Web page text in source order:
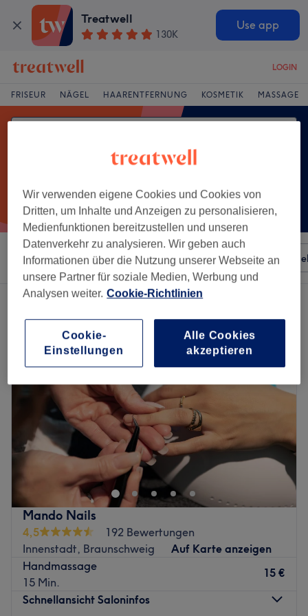
Treatwell
130K
Use app
LOGIN
FRISEUR NÄGEL HAARENTFERNUNG KOSMETIK MASSAGE
Sortieren nach Besonderheiten Salons
Ein Salon, der anbietet: handmassage in Innenstadt, Braunschweig
Mando Nails
4,5
192 Bewertungen
Innenstadt, Braunschweig
Auf Karte anzeigen
Handmassage
15 Min.
15 €
Schnellansicht Saloninfos
Wir verwenden eigene Cookies und Cookies von
Dritten, um Inhalte und Anzeigen zu personalisieren,
Medienfunktionen bereitzustellen und unseren
Datenverkehr zu analysieren. Wir geben auch
Informationen über die Nutzung unserer Webseite an
unsere Partner für soziale Medien, Werbung und
Analysen weiter. Cookie-Richtlinien
Cookie-
Einstellungen
Alle Cookies
akzeptieren